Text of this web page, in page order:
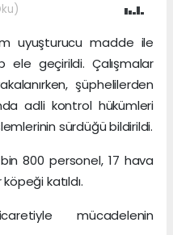
uyuşturucu madde ile
geçirildi. Çalışmalar
şüphelilerden
adli kontrol hükümleri
sürdüğü bildirildi.
800 personel, 17 hava
katıldı.
mücadelenin